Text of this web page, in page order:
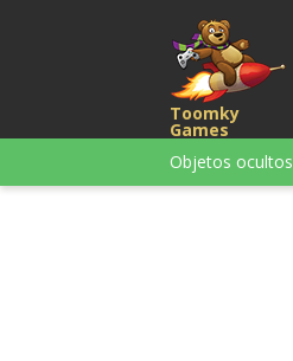
Toomky
Games
Objetos ocultos